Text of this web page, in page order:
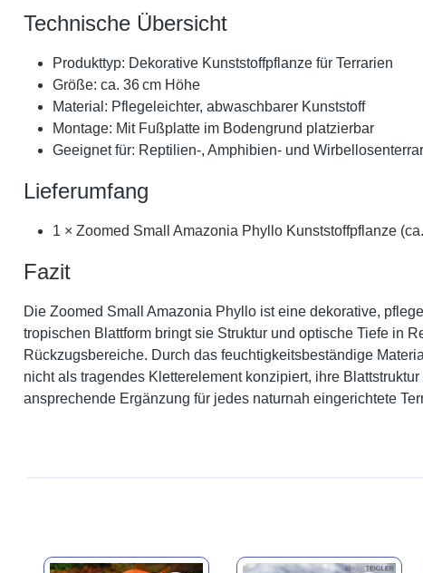
Technische Übersicht
Produkttyp: Dekorative Kunststoffpflanze für Terrarien
Größe: ca. 36 cm Höhe
Material: Pflegeleichter, abwaschbarer Kunststoff
Montage: Mit Fußplatte im Bodengrund platzierbar
Geeignet für: Reptilien-, Amphibien- und
Lieferumfang
1 × Zoomed Small Amazonia Phyllo Kunststoffpflanze
Fazit
Die Zoomed Small Amazonia Phyllo ist eine dekorative,
tropischen Blattform bringt sie Struktur und optische Tiefe in
Rückzugsbereiche. Durch das feuchtigkeitsbeständige
nicht als tragendes Kletterelement konzipiert, ihre
ansprechende Ergänzung für jedes naturnah eingerichtete